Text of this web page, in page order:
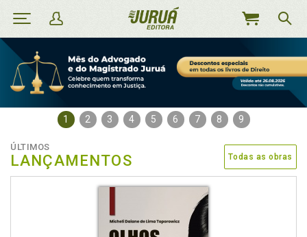
MEU
1 2 3 4 5 6 7 8 9
ÚLTIMOS
LANÇAMENTOS Todas as obras